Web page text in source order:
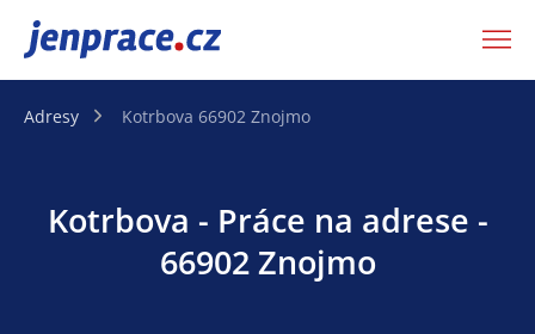
JenPráce.cz
Adresy Kotrbova 66902 Znojmo
Kotrbova - Práce na adrese -
66902 Znojmo